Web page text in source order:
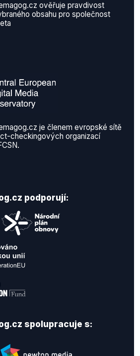
ověřuje pravdivost
obsahu pro společnost
je členem evropské sítě
checkingových organizací
podporují:
spolupracuje s: